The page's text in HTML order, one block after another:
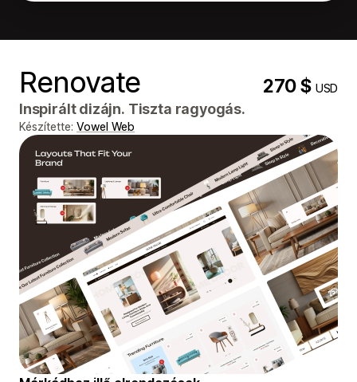
Renovate 270 $USD
Inspirált dizájn. Tiszta ragyogás.
Készítette: Vowel Web